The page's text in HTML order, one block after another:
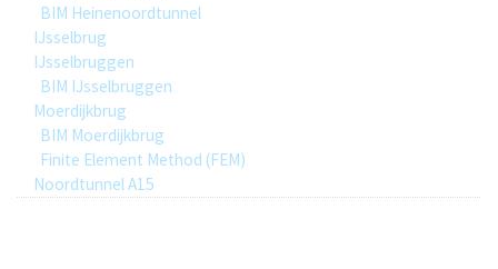
BIM Heinenoordtunnel
IJsselbrug
IJsselbruggen
BIM IJsselbruggen
Moerdijkbrug
BIM Moerdijkbrug
Finite Element Method (FEM)
Noordtunnel A15